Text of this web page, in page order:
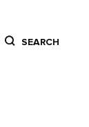
SEARCH